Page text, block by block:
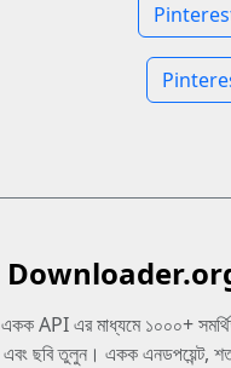
Pinterest
Downloader.org
একক API এর মাধ্যমে ১০০০+
এবং ছবি তুলুন। একক এনডপয়েন্ট, শত